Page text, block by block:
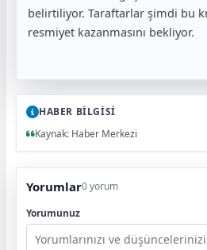
belirtiliyor. Taraftarlar şimdi bu
resmiyet kazanmasını bekliyor.
HABER BİLGİSİ
Kaynak: Haber Merkezi
Yorumlar0 yorum
Yorumunuz